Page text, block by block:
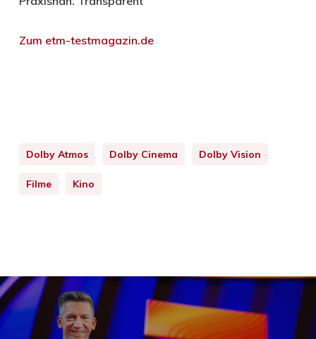
Zum etm-testmagazin.de
Dolby Atmos Dolby Cinema Dolby Vision
Filme Kino